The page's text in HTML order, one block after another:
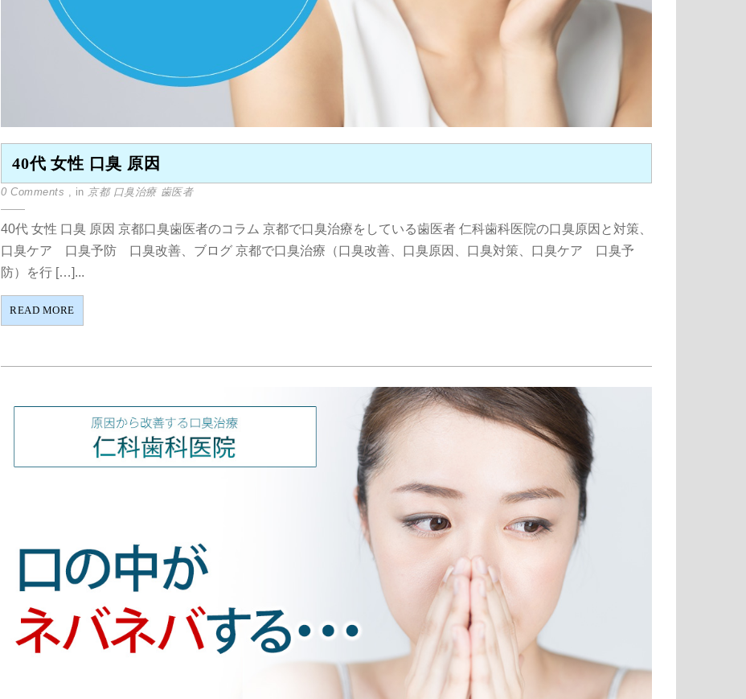
40代 女性 口臭 原因
0 Comments , in 京都 口臭治療 歯医者
40代 女性 口臭 原因 京都口臭歯医者のコラム 京都で口臭治療をしている歯医者 仁科歯科医院の口臭原因と対策、
口臭ケア 口臭予防 口臭改善、ブログ 京都で口臭治療（口臭改善、口臭原因、口臭対策、口臭ケア 口臭予
防）を行 […]...
READ MORE